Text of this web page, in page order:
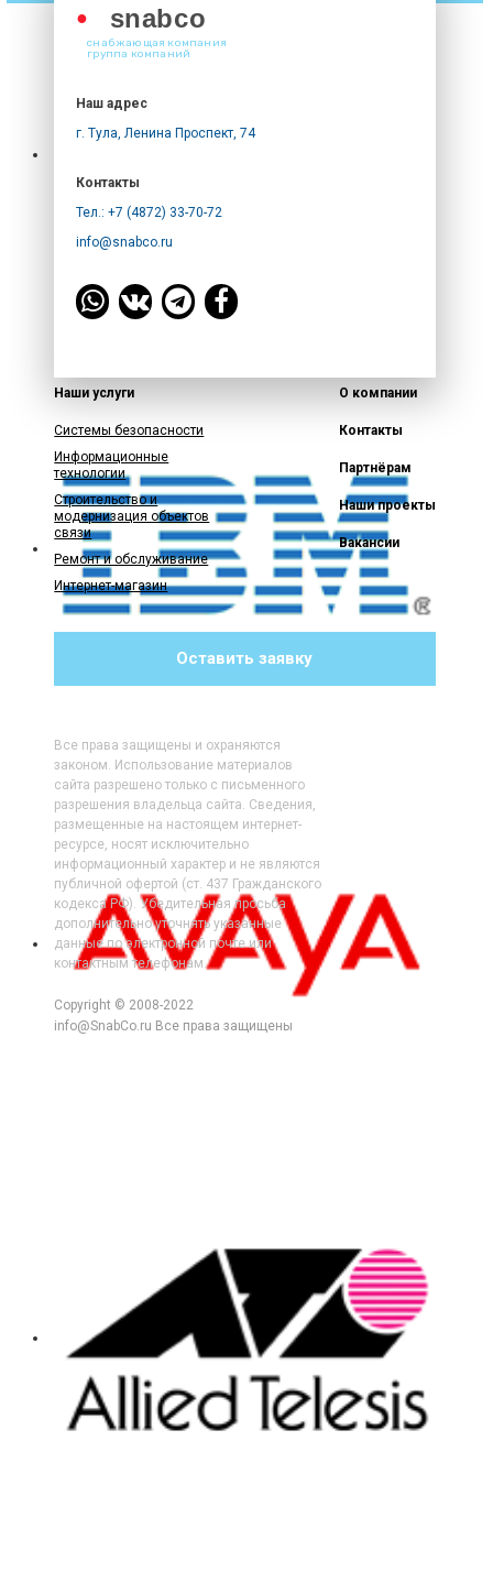
● snabco
снабжающая компания
группа компаний
Наш адрес
г. Тула, Ленина Проспект, 74
Контакты
Тел.: +7 (4872) 33-70-72
info@snabco.ru
Наши услуги
Системы безопасности
Информационные
технологии
Строительство и
модернизация объектов
связи
Ремонт и обслуживание
Интернет-магазин
Оставить заявку
О компании
Контакты
Партнёрам
Наши проекты
Вакансии
Все права защищены и охраняются
законом. Использование материалов
сайта разрешено только с письменного
разрешения владельца сайта. Сведения,
размещенные на настоящем интернет-
ресурсе, носят исключительно
информационный характер и не являются
публичной офертой (ст. 437 Гражданского
кодекса РФ). Убедительная просьба
дополнительно уточнять указанные
данные по электронной почте или
контактным телефонам.
Copyright © 2008-2022
info@SnabCo.ru Все права защищены